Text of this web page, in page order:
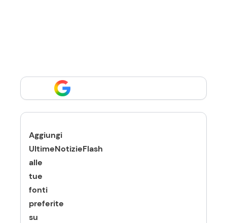
Aggiungi
UltimeNotizieFlash
alle
tue
fonti
preferite
su